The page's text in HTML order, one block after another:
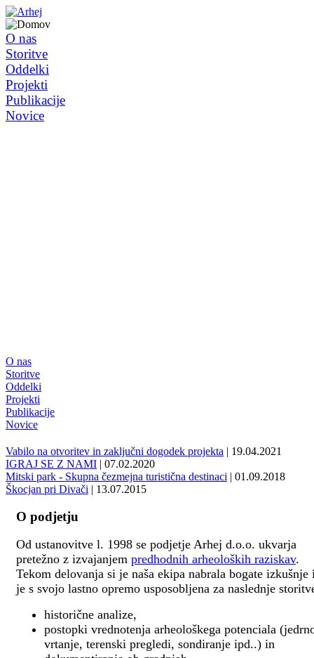
O nas
Storitve
Oddelki
Projekti
Publikacije
Novice
O nas
Storitve
Oddelki
Projekti
Publikacije
Novice
Vabilo na otvoritev in zaključni dogodek projekta | 19.04.2021
IGRAJ SE Z NAMI | 07.02.2020
Mitski park - Skupna čezmejna turistična destinaci | 01.09.2018
Škocjan pri Divači | 13.07.2015
O podjetju
Od ustanovitve l. 1998 se podjetje Arhej d.o.o. ukvarja
pretežno z izvajanjem predhodnih arheoloških raziskav.
Tekom delovanja si je naša ekipa nabrala bogate izkušnje
je s svojo lastno opremo usposobljena za naslednje
historične analize,
postopki vrednotenja arheološkega potenciala
vrtanje, terenski pregledi, sondiranje ipd..) in